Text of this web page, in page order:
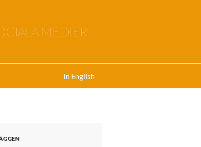
MEDIER
In English